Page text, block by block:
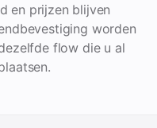
en prijzen blijven
worden
flow die u al